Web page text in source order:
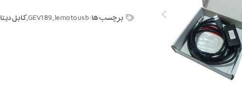
برچسب ها: GEV189,lemo to usb
,کابل دیتا